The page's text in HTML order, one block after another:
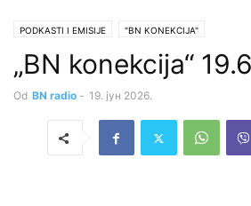
PODKASTI I EMISIJE "BN KONEKCIJA"
„BN konekcija“
Od BN radio - 19. јун 2026.